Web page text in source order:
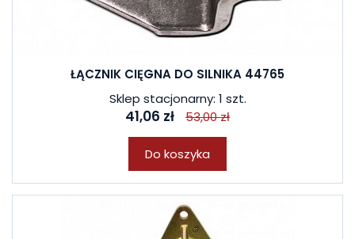
ŁĄCZNIK CIĘGNA DO SILNIKA 44765
Sklep stacjonarny: 1 szt.
41,06 zł 53,00 zł
Do koszyka